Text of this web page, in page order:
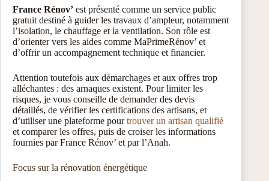
France Rénov’ est présenté comme un service public
gratuit destiné à guider les travaux d’ampleur, notamment
l’isolation, le chauffage et la ventilation. Son rôle est
d’orienter vers les aides comme MaPrimeRénov’ et
d’offrir un accompagnement technique et financier.
Attention toutefois aux démarchages et aux offres trop
alléchantes : des arnaques existent. Pour limiter les
risques, je vous conseille de demander des devis
détaillés, de vérifier les certifications des artisans, et
d’utiliser une plateforme pourtrouver un artisan qualifié
et comparer les offres, puis de croiser les informations
fournies par France Rénov’ et par l’Anah.
Focus sur la rénovation énergétique